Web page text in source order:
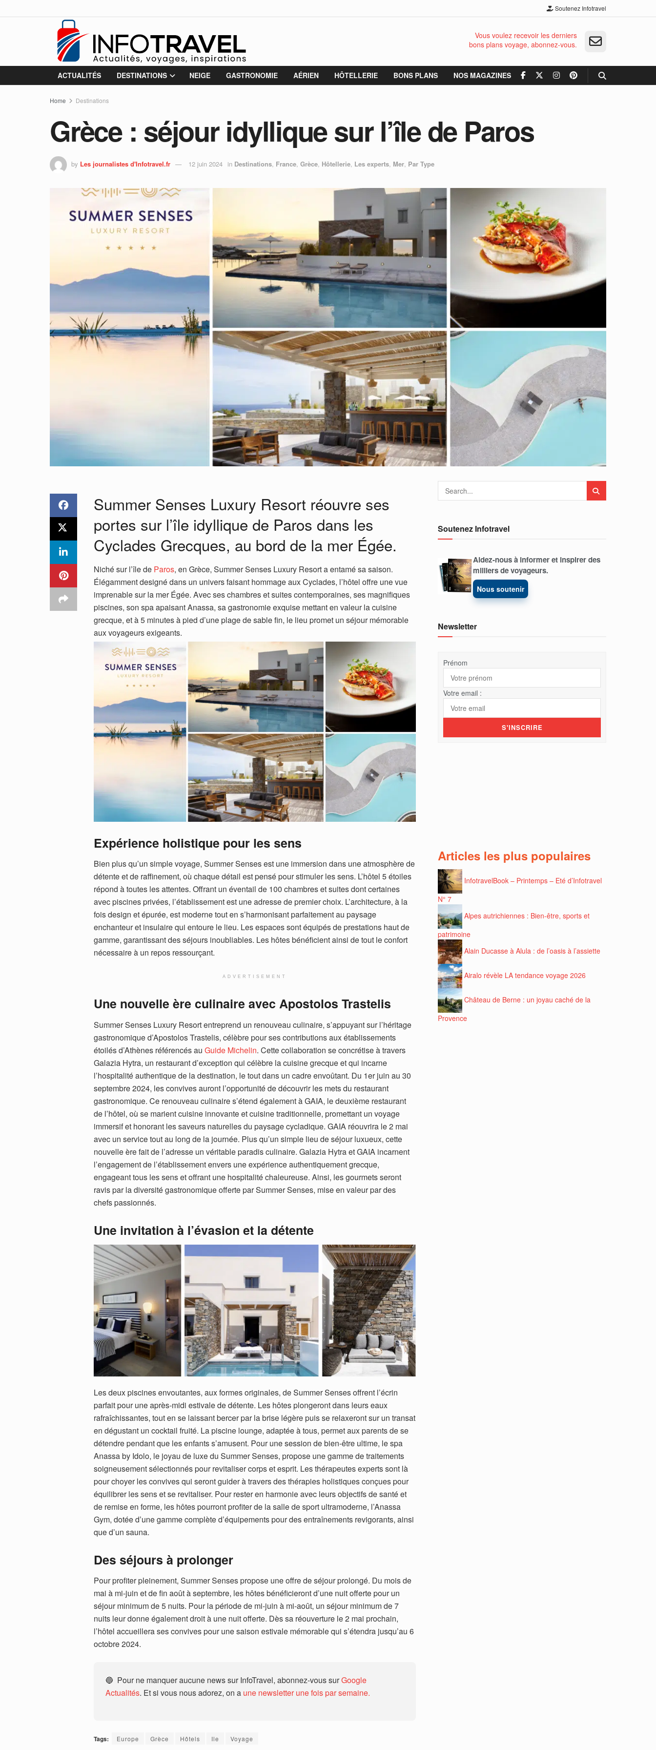
Soutenez Infotravel
Vous voulez recevoir les derniers
bons plans voyage, abonnez-vous.
ACTUALITÉS DESTINATIONS NEIGE GASTRONOMIE AÉRIEN HÔTELLERIE BONS PLANS NOS MAGAZINES
Home Destinations
Grèce : séjour idyllique sur l’île de Paros
by Les journalistes d'Infotravel.fr 12 juin 2024 in Destinations, France, Grèce, Hôtellerie, Les experts, Mer, Par Type
Summer Senses Luxury Resort réouvre ses
portes sur l’île idyllique de Paros dans les
Cyclades Grecques, au bord de la mer Égée.
Niché sur l’île de Paros, en Grèce, Summer Senses Luxury Resort a entamé sa saison.
Élégamment designé dans un univers faisant hommage aux Cyclades, l’hôtel offre une vue
imprenable sur la mer Égée. Avec ses chambres et suites contemporaines, ses magnifiques
piscines, son spa apaisant Anassa, sa gastronomie exquise mettant en valeur la cuisine
grecque, et à 5 minutes à pied d’une plage de sable fin, le lieu promet un séjour mémorable
aux voyageurs exigeants.
Expérience holistique pour les sens
Bien plus qu’un simple voyage, Summer Senses est une immersion dans une atmosphère de
détente et de raffinement, où chaque détail est pensé pour stimuler les sens. L’hôtel 5 étoiles
répond à toutes les attentes. Offrant un éventail de 100 chambres et suites dont certaines
avec piscines privées, l’établissement est une adresse de premier choix. L’architecture, à la
fois design et épurée, est moderne tout en s’harmonisant parfaitement au paysage
enchanteur et insulaire qui entoure le lieu. Les espaces sont équipés de prestations haut de
gamme, garantissant des séjours inoubliables. Les hôtes bénéficient ainsi de tout le confort
nécessaire à un repos ressourçant.
ADVERTISEMENT
Une nouvelle ère culinaire avec Apostolos Trastelis
Summer Senses Luxury Resort entreprend un renouveau culinaire, s’appuyant sur l’héritage
gastronomique d’Apostolos Trastelis, célèbre pour ses contributions aux établissements
étoilés d’Athènes référencés au Guide Michelin. Cette collaboration se concrétise à travers
Galazia Hytra, un restaurant d’exception qui célèbre la cuisine grecque et qui incarne
l’hospitalité authentique de la destination, le tout dans un cadre envoûtant. Du 1er juin au 30
septembre 2024, les convives auront l’opportunité de découvrir les mets du restaurant
gastronomique. Ce renouveau culinaire s’étend également à GAIA, le deuxième restaurant
de l’hôtel, où se marient cuisine innovante et cuisine traditionnelle, promettant un voyage
immersif et honorant les saveurs naturelles du paysage cycladique. GAIA réouvrira le 2 mai
avec un service tout au long de la journée. Plus qu’un simple lieu de séjour luxueux, cette
nouvelle ère fait de l’adresse un véritable paradis culinaire. Galazia Hytra et GAIA incarnent
l’engagement de l’établissement envers une expérience authentiquement grecque,
engageant tous les sens et offrant une hospitalité chaleureuse. Ainsi, les gourmets seront
ravis par la diversité gastronomique offerte par Summer Senses, mise en valeur par des
chefs passionnés.
Une invitation à l’évasion et la détente
Les deux piscines envoutantes, aux formes originales, de Summer Senses offrent l’écrin
parfait pour une après-midi estivale de détente. Les hôtes plongeront dans leurs eaux
rafraîchissantes, tout en se laissant bercer par la brise légère puis se relaxeront sur un transat
en dégustant un cocktail fruité. La piscine lounge, adaptée à tous, permet aux parents de se
détendre pendant que les enfants s’amusent. Pour une session de bien-être ultime, le spa
Anassa by Idolo, le joyau de luxe du Summer Senses, propose une gamme de traitements
soigneusement sélectionnés pour revitaliser corps et esprit. Les thérapeutes experts sont là
pour choyer les convives qui seront guider à travers des thérapies holistiques conçues pour
équilibrer les sens et se revitaliser. Pour rester en harmonie avec leurs objectifs de santé et
de remise en forme, les hôtes pourront profiter de la salle de sport ultramoderne, l’Anassa
Gym, dotée d’une gamme complète d’équipements pour des entraînements revigorants, ainsi
que d’un sauna.
Des séjours à prolonger
Pour profiter pleinement, Summer Senses propose une offre de séjour prolongé. Du mois de
mai à mi-juin et de fin août à septembre, les hôtes bénéficieront d’une nuit offerte pour un
séjour minimum de 5 nuits. Pour la période de mi-juin à mi-août, un séjour minimum de 7
nuits leur donne également droit à une nuit offerte. Dès sa réouverture le 2 mai prochain,
l’hôtel accueillera ses convives pour une saison estivale mémorable qui s’étendra jusqu’au 6
octobre 2024.
🔵 Pour ne manquer aucune news sur InfoTravel, abonnez-vous surGoogle
Actualités. Et si vous nous adorez, on a une newsletter une fois par semaine.
Tags: Europe Grèce Hôtels Ile Voyage
Soutenez Infotravel
Aidez-nous à informer et inspirer des
milliers de voyageurs.
Nous soutenir
Newsletter
Prénom
Votre email :
Articles les plus populaires
InfotravelBook – Printemps – Eté d’Infotravel
N° 7
Alpes autrichiennes : Bien-être, sports et
patrimoine
Alain Ducasse à Alula : de l’oasis à l’assiette
Airalo révèle LA tendance voyage 2026
Château de Berne : un joyau caché de la
Provence